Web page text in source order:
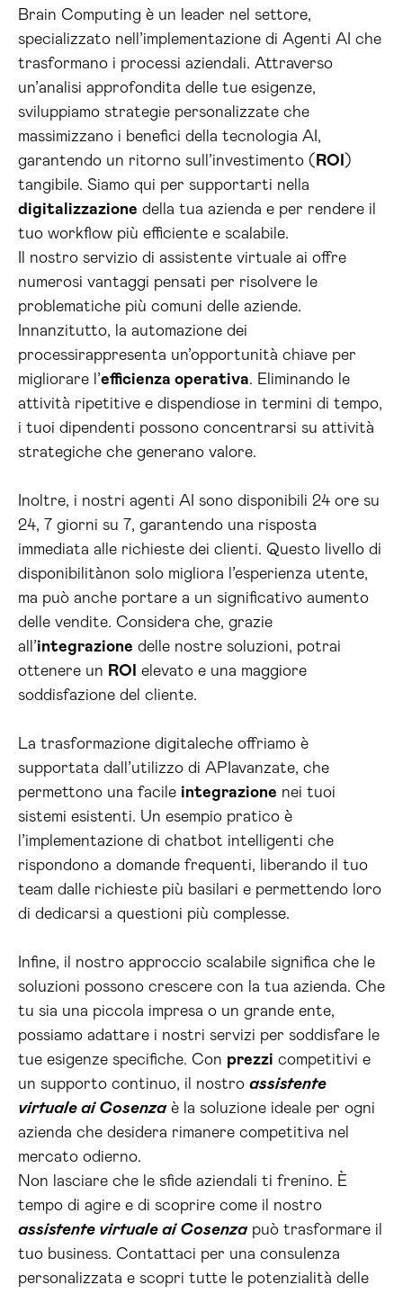
Brain Computing è un leader nel settore,
specializzato nell’implementazione di Agenti AI che
trasformano i processi aziendali. Attraverso
un’analisi approfondita delle tue esigenze,
sviluppiamo strategie personalizzate che
massimizzano i benefici della tecnologia AI,
garantendo un ritorno sull’investimento ( ROI )
tangibile. Siamo qui per supportarti nella
digitalizzazione della tua azienda e per rendere il
tuo workflow più efficiente e scalabile.
Il nostro servizio di assistente virtuale ai offre
numerosi vantaggi pensati per risolvere le
problematiche più comuni delle aziende.
Innanzitutto, la automazione dei
processirappresenta un’opportunità chiave per
migliorare l’efficienza operativa. Eliminando le
attività ripetitive e dispendiose in termini di tempo,
i tuoi dipendenti possono concentrarsi su attività
strategiche che generano valore.
Inoltre, i nostri agenti AI sono disponibili 24 ore su
24, 7 giorni su 7, garantendo una risposta
immediata alle richieste dei clienti. Questo livello di
disponibilitànon solo migliora l’esperienza utente,
ma può anche portare a un significativo aumento
delle vendite. Considera che, grazie
all’integrazione delle nostre soluzioni, potrai
ottenere un ROI
elevato e una maggiore
soddisfazione del cliente.
La trasformazione digitaleche offriamo è
supportata dall’utilizzo di APIavanzate, che
permettono una facile integrazione nei tuoi
sistemi esistenti. Un esempio pratico è
l’implementazione di chatbot intelligenti che
rispondono a domande frequenti, liberando il tuo
team dalle richieste più basilari e permettendo loro
di dedicarsi a questioni più complesse.
Infine, il nostro approccio scalabile significa che le
soluzioni possono crescere con la tua azienda. Che
tu sia una piccola impresa o un grande ente,
possiamo adattare i nostri servizi per soddisfare le
tue esigenze specifiche. Con prezzi competitivi e
un supporto continuo, il nostro assistente
virtuale ai Cosenzaè la soluzione ideale per ogni
azienda che desidera rimanere competitiva nel
mercato odierno.
Non lasciare che le sfide aziendali ti frenino. È
tempo di agire e di scoprire come il nostro
assistente virtuale ai Cosenzapuò trasformare il
tuo business. Contattaci per una consulenza
personalizzata e scopri tutte le potenzialità delle